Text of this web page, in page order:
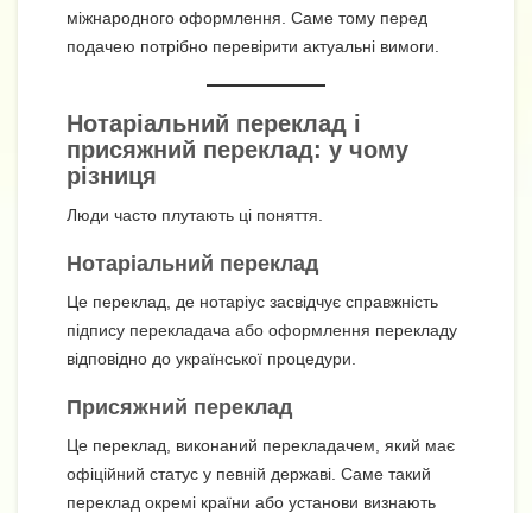
міжнародного оформлення. Саме тому перед
подачею потрібно перевірити актуальні вимоги.
Нотаріальний переклад і
присяжний переклад: у чому
різниця
Люди часто плутають ці поняття.
Нотаріальний переклад
Це переклад, де нотаріус засвідчує справжність
підпису перекладача або оформлення перекладу
відповідно до української процедури.
Присяжний переклад
Це переклад, виконаний перекладачем, який має
офіційний статус у певній державі. Саме такий
переклад окремі країни або установи визнають